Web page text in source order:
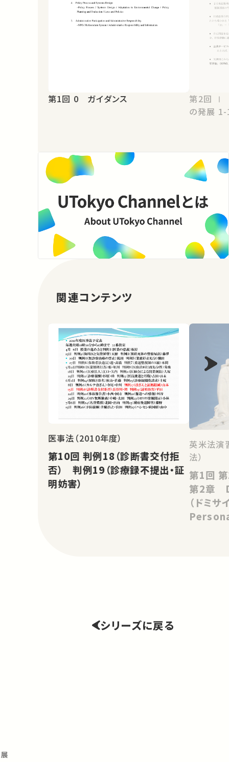
第1回 0 ガイダンス
第2回 Ⅰ 行政国家の成立と行政学
の
関連コンテンツ
医事法（2010年度）
第10回 判例18（診断書交付拒
否） 判例19（診療録不提出・証
明妨害）
英米法演
法）
第1回 第1章 Introduction
第2章
（ドミサイ
シリーズに戻る